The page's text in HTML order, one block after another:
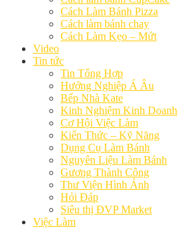
Cách Làm Bánh Pizza
Cách làm bánh chay
Cách Làm Kẹo – Mứt
Video
Tin tức
Tin Tổng Hợp
Hướng Nghiệp Á Âu
Bếp Nhà Kate
Kinh Nghiệm Kinh Doanh
Cơ Hội Việc Làm
Kiến Thức – Kỹ Năng
Dụng Cụ Làm Bánh
Nguyên Liệu Làm Bánh
Gương Thành Công
Thư Viện Hình Ảnh
Hỏi Đáp
Siêu thị ĐVP Market
Việc Làm